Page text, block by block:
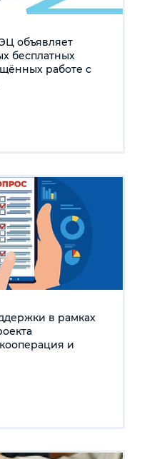
объявляет
бесплатных
работе с
в рамках
и